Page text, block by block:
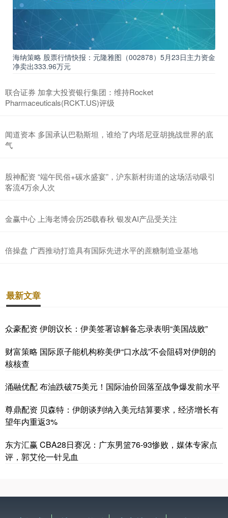
海纳策略 股票行情快报：元隆雅图（002878）5月23日主力资金
净卖出333.96万元
联合证券 加拿大投资银行集团：维持Rocket
Pharmaceuticals(RCKT.US)评级
闻道资本 多国承认巴勒斯坦，谁给了内塔尼亚胡挑战世界的底
气
股神配资 “端午民俗+碳水盛宴”，沪东新村街道的这场活动吸引
客流4万余人次
金赢中心 上海老博会历25载春秋 银发AI产品受关注
倍操盘 广西推动打造具有国际先进水平的蔗糖制造业基地
最新文章
众豪配资 伊朗议长：伊美签署谅解备忘录表明“美国战败”
财富策略 国际原子能机构称美伊“口水战”不会阻碍对伊朗的
核核查
涌融优配 布油跌破75美元！国际油价回落至战争爆发前水平
尊鼎配资 贝森特：伊朗谈判纳入美元结算要求，经济增长有
望年内重返3%
东方汇赢 CBA28日赛况：广东男篮76-93惨败，媒体专家点
评，郭艾伦一针见血